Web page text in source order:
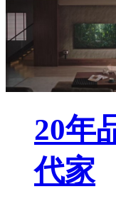
20年
代家